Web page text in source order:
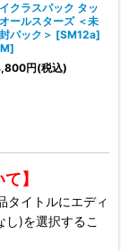
クラスパック タッ
ールスターズ ＜未
パック＞ [SM12a]
円(税込)
】
タイトルにエディ
し)を選択するこ